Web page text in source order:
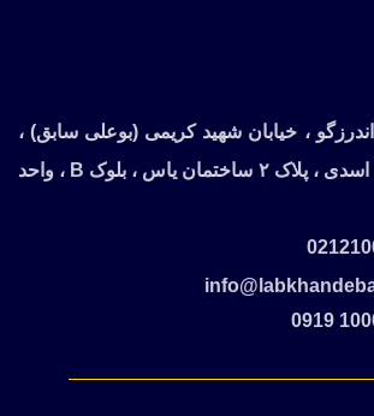
، خیابان شهید کریمی (بوعلی سابق) ،
نرسیده به چهار راه اسدی ، پلاک ۲ ساختمان یاس ، بلوک B ، واحد